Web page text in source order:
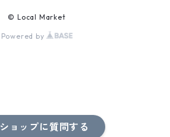
ショップに質問する
© Local Market
Powered by